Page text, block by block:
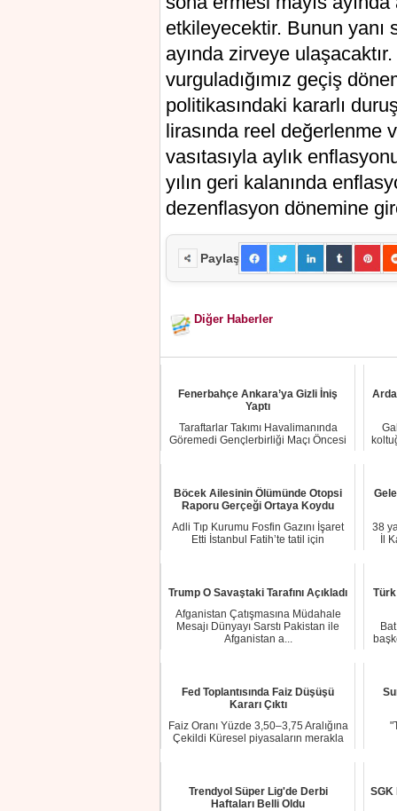
etkileyecektir. Bunun yanı
ayında zirveye
vurguladığımız geçiş
politikasındaki kararlı
lirasında reel değerlenme
vasıtasıyla aylık
yılın geri kalanında
dezenflasyon dönemine
Paylaş
Diğer Haberler
Fenerbahçe Ankara’ya Gizli İniş
Yaptı
Taraftarlar Takımı Havalimanında
Göremedi Gençlerbirliği Maçı Öncesi
Böcek Ailesinin Ölümünde Otopsi
Raporu Gerçeği Ortaya Koydu
Adli Tıp Kurumu Fosfin Gazını İşaret
Etti İstanbul Fatih’te tatil için
38
İl
Trump O Savaştaki Tarafını Açıkladı
Afganistan Çatışmasına Müdahale
Mesajı Dünyayı Sarstı Pakistan ile
Afganistan a...
Fed Toplantısında Faiz Düşüşü
Kararı Çıktı
Faiz Oranı Yüzde 3,50–3,75 Aralığına
Çekildi Küresel piyasaların merakla
Trendyol Süper Lig'de Derbi
Haftaları Belli Oldu
SGK